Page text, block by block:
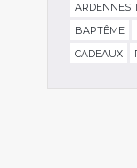
ARDENNES
BAPTÊME
CADEAUX